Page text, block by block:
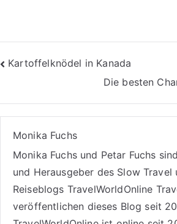
Beitragsnavigation
Kartoffelknödel in Kanada
Die besten
Monika Fuchs
Monika Fuchs und Petar Fuchs
und Herausgeber des Slow Travel
Reiseblogs TravelWorldOnline
veröffentlichen dieses Blog seit